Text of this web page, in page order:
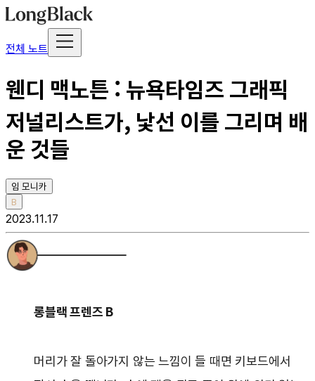
전체 노트
웬디 맥노튼 : 뉴욕타임즈 그래픽
저널리스트가, 낯선 이를 그리며 배
운 것들
임 모니카
B
2023.11.17
롱블랙 프렌즈 B
머리가 잘 돌아가지 않는 느낌이 들 때면 키보드에서